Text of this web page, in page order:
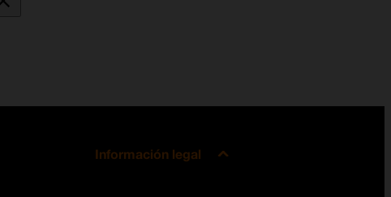
Información legal